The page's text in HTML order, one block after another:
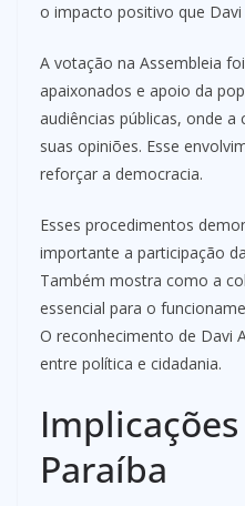
o impacto positivo que
A votação na Assembleia
apaixonados e apoio da
audiências públicas, onde
suas opiniões. Esse
reforçar a democracia.
Esses procedimentos
importante a participação
Também mostra como a
essencial para o
O reconhecimento de Davi
entre política e cidadania.
Paraíba